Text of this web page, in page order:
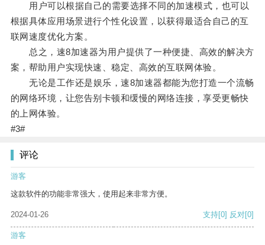
用户可以根据自己的需要选择不同的加速模式，也可以
根据具体应用场景进行个性化设置，以获得最适合自己的互
联网速度优化方案。
总之，速8加速器为用户提供了一种便捷、高效的解决方
案，帮助用户实现快速、稳定、高效的互联网体验。
无论是工作还是娱乐，速8加速器都能为您打造一个流畅
的网络环境，让您告别卡顿和缓慢的网络连接，享受更畅快
的上网体验。
#3#
评论
游客
这款软件的功能非常强大，使用起来非常方便。
2024-01-26 支持[0] 反对[0]
游客